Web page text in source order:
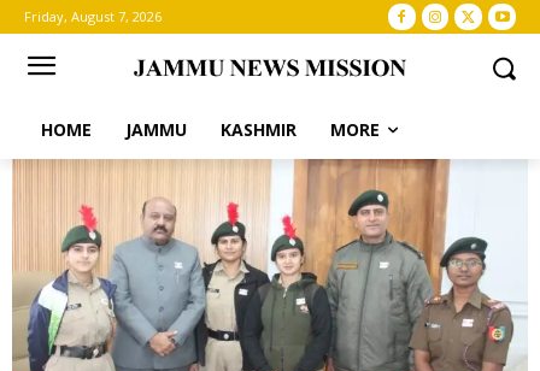
Friday, August 7, 2026
HOME JAMMU KASHMIR MORE